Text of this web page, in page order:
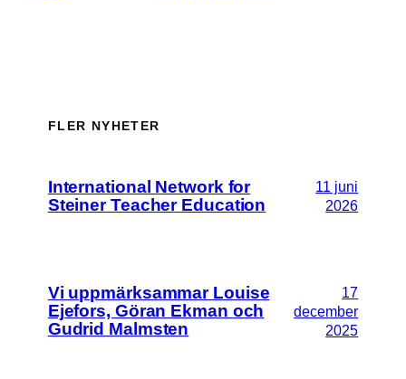
FLER NYHETER
International Network for
Steiner Teacher Education
11 juni
2026
Vi uppmärksammar Louise
Ejefors, Göran Ekman och
Gudrid Malmsten
17
december
2025